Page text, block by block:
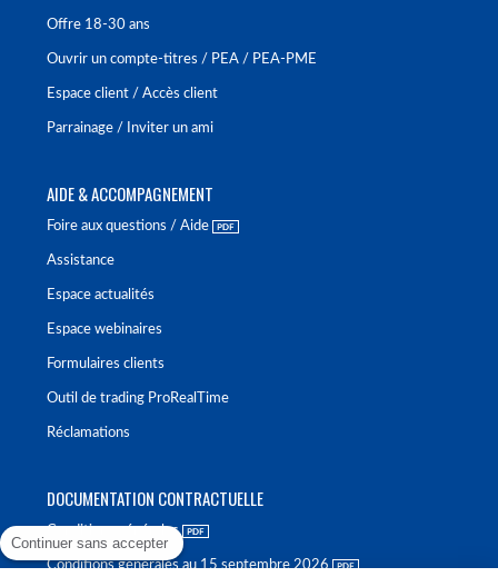
Offre 18-30 ans
Ouvrir un compte-titres / PEA / PEA-PME
Espace client / Accès client
Parrainage / Inviter un ami
AIDE & ACCOMPAGNEMENT
Foire aux questions / Aide
Assistance
Espace actualités
Espace webinaires
Formulaires clients
Outil de trading ProRealTime
Réclamations
DOCUMENTATION CONTRACTUELLE
Conditions générales
Conditions générales au 15 septembre 2026
Continuer sans accepter